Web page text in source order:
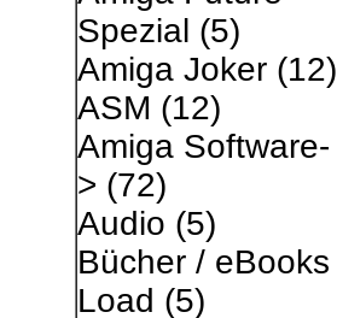
Spezial (5)
Amiga Joker (12)
ASM (12)
Amiga Software-
> (72)
Audio (5)
Bücher / eBooks
Load (5)